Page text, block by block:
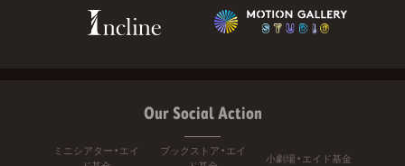
Our Social Action
ミニシアター・エイ
ブックストア・エイ
小劇場・エイド基金